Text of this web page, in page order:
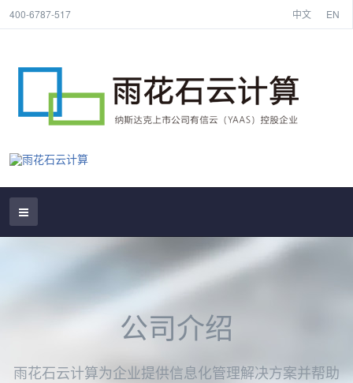
400-6787-517 中文 EN
公司介绍
雨花石云计算为企业提供信息化管理解决方案并帮助